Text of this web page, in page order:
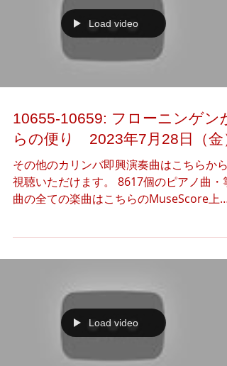
Load video
10655-10659: フローニンゲンか
らの便り 2023年7月28日（金
その他のカリンバ即興演奏曲はこちらから
視聴いただけます。 8617個のピアノ曲・箏
曲の全ての楽曲はこちらのMuseScore上で
Load video